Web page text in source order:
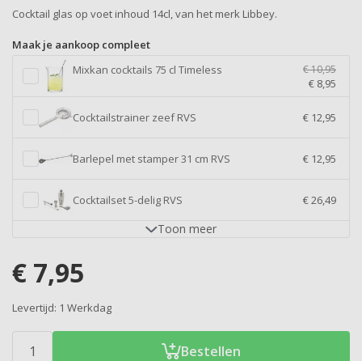
Cocktail glas op voet inhoud 14cl, van het merk Libbey.
Maak je aankoop compleet
Mixkan cocktails 75 cl Timeless
€ 8,95
€ 10,95
Cocktailstrainer zeef RVS € 12,95
Barlepel met stamper 31 cm RVS € 12,95
Cocktailset 5-delig RVS € 26,49
Toon meer
€ 7,95
Levertijd: 1 Werkdag
Bestellen